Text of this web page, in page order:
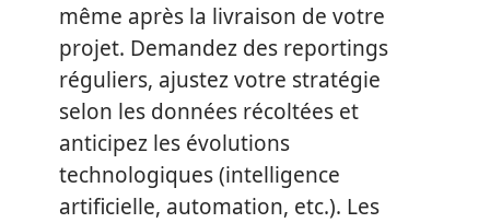
même après la livraison de votre
projet. Demandez des reportings
réguliers, ajustez votre stratégie
selon les données récoltées et
anticipez les évolutions
technologiques (intelligence
artificielle, automation, etc.). Les